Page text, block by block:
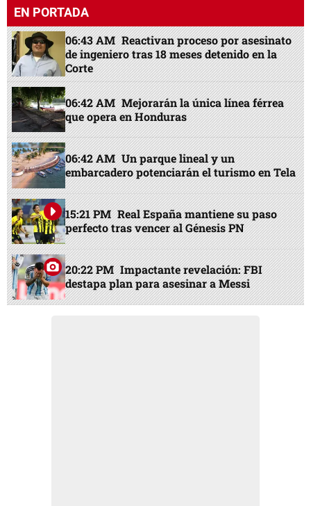
EN PORTADA
06:43 AM Reactivan proceso por asesinato
de ingeniero tras 18 meses detenido en la
Corte
06:42 AM Mejorarán la única línea férrea
que opera en Honduras
06:42 AM Un parque lineal y un
embarcadero potenciarán el turismo en Tela
15:21 PM Real España mantiene su paso
perfecto tras vencer al Génesis PN
20:22 PM Impactante revelación: FBI
destapa plan para asesinar a Messi